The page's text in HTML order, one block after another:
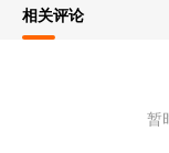
相关评论
暂